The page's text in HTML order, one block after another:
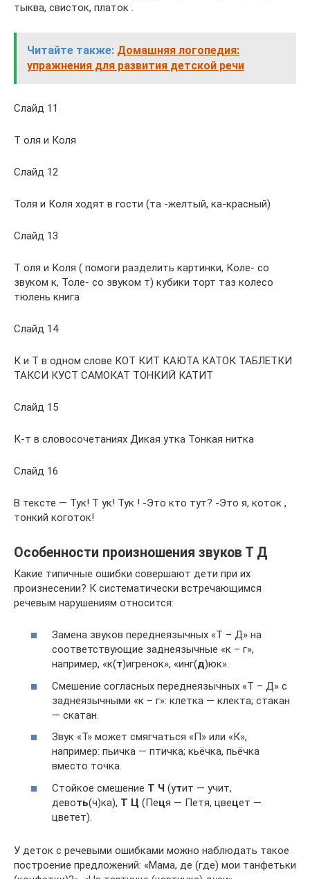
тыква, свисток, платок .
Читайте также: Домашняя логопедия:
упражнения для развития детской речи
Слайд 11
Т оля и Коля
Слайд 12
Толя и Коля ходят в гости (та -желтый, ка-красный)
Слайд 13
Т оля и Коля ( помоги разделить картинки, Коле- со
звуком к, Толе- со звуком т) кубики торт таз колесо
тюлень книга
Слайд 14
К и Т в одном слове КОТ КИТ КАЮТА КАТОК ТАБЛЕТКИ
ТАКСИ КУСТ САМОКАТ ТОНКИЙ КАТИТ
Слайд 15
К-т в словосочетаниях Дикая утка Тонкая нитка
Слайд 16
В тексте — Тук! Т ук! Тук ! -Это кто тут? -Это я, коток ,
тонкий коготок!
Особенности произношения звуков Т Д
Какие типичные ошибки совершают дети при их
произнесении? К систематически встречающимся
речевым нарушениям относится:
Замена звуков переднеязычных «Т – Д» на
соответствующие заднеязычные «к – г»,
например, «к(т)игренок», «инг(д)юк».
Смешение согласных переднеязычных «Т – Д» с
заднеязычными «к – г»: клетка — клекта; стакан
— скатан.
Звук «Т» может смягчаться «П» или «К»,
например: пьичка — птичка; кьёчка, пьёчка
вместо точка.
Стойкое смешение Т Ч (утит — учит,
девоть(ч)ка), Т Ц (Пеця — Петя, цвецет —
цветет).
У деток с речевыми ошибками можно наблюдать такое
построение предложений: «Мама, де (где) мои танфетьки